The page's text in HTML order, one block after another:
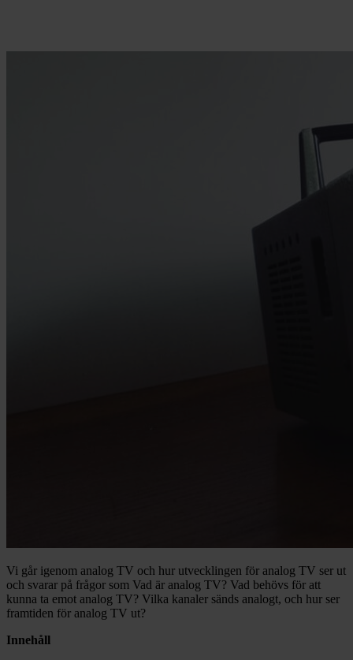
Vi går igenom analog TV och hur utvecklingen för analog TV ser ut
och svarar på frågor som Vad är analog TV? Vad behövs för att
kunna ta emot analog TV? Vilka kanaler sänds analogt, och hur ser
framtiden för analog TV ut?
Innehåll